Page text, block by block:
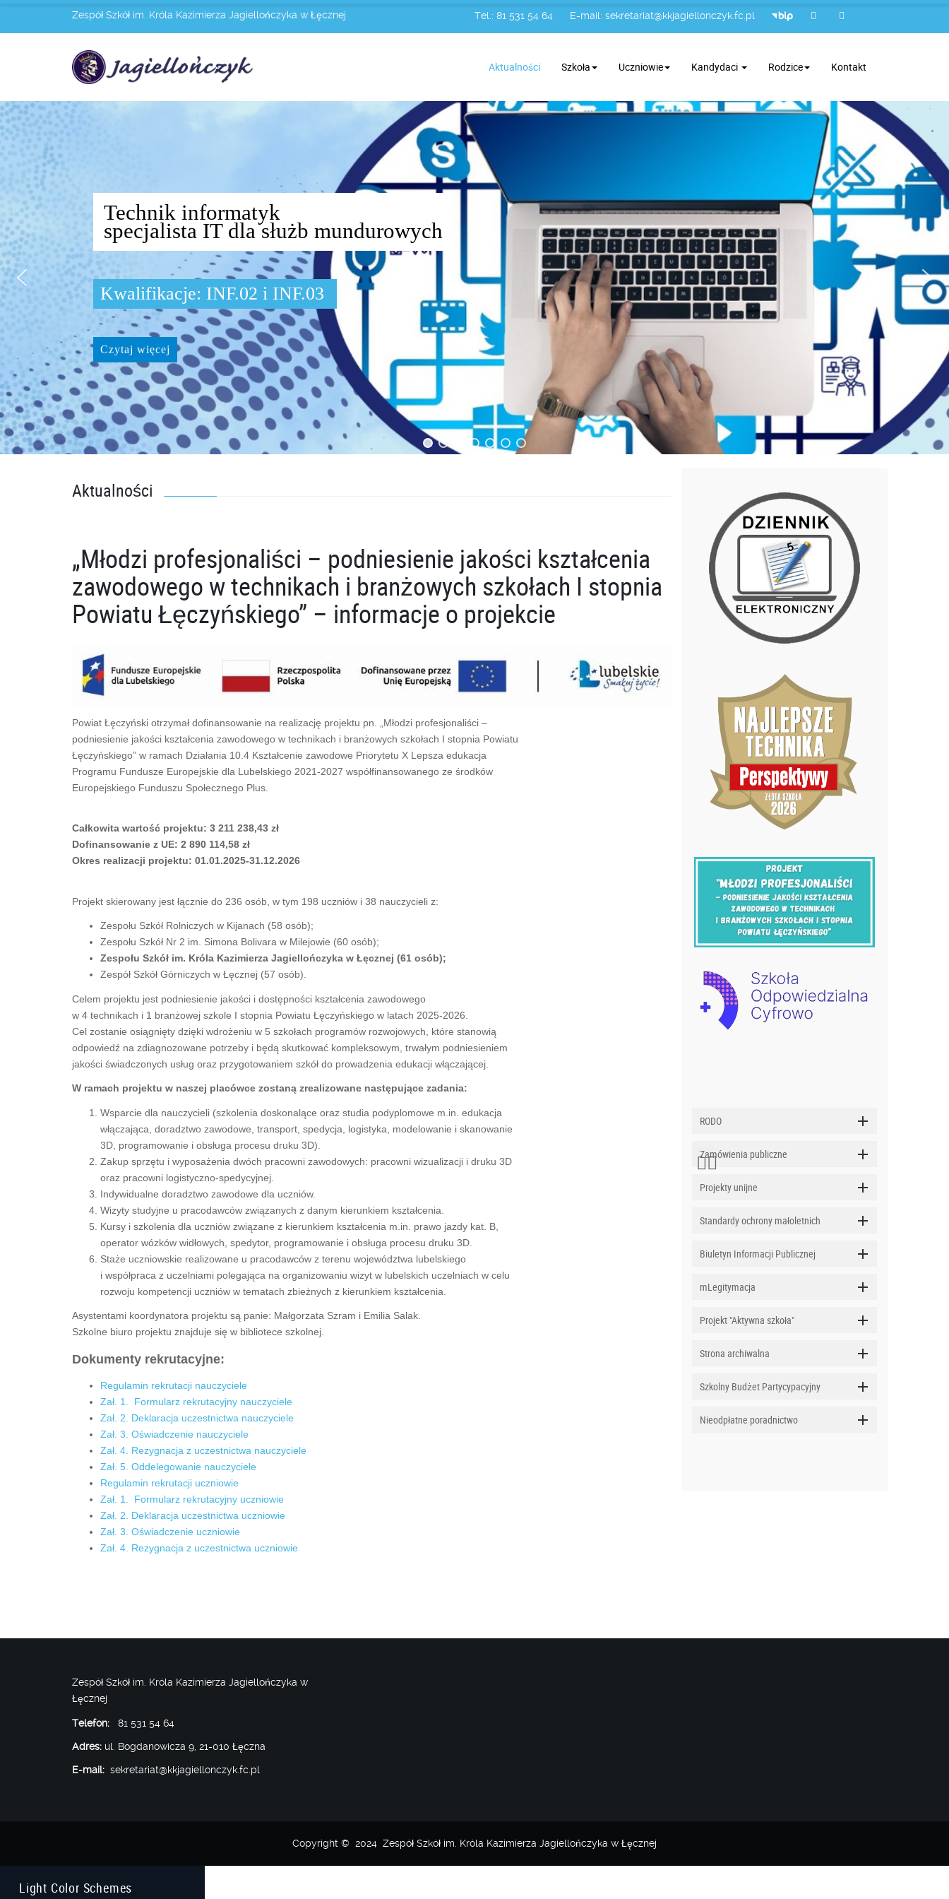
Zespół Szkół im. Króla Kazimierza Jagiellończyka w Łęcznej Tel.: 81 531 54 64 E-mail: sekretariat@kkjagiellonczyk.fc.pl
Aktualności Szkoła Uczniowie Kandydaci Rodzice Kontakt
Technik informatyk
specjalista IT dla służb mundurowych
Kwalifikacje: INF.02 i INF.03
Czytaj więcej
Aktualności
„Młodzi profesjonaliści – podniesienie jakości kształcenia
zawodowego w technikach i branżowych szkołach I stopnia
Powiatu Łęczyńskiego” – informacje o projekcie
Powiat Łęczyński otrzymał dofinansowanie na realizację projektu pn. „Młodzi profesjonaliści –
podniesienie jakości kształcenia zawodowego w technikach i branżowych szkołach I stopnia Powiatu
Łęczyńskiego” w ramach Działania 10.4 Kształcenie zawodowe Priorytetu X Lepsza edukacja
Programu Fundusze Europejskie dla Lubelskiego 2021-2027 współfinansowanego ze środków
Europejskiego Funduszu Społecznego Plus.
Całkowita wartość projektu: 3 211 238,43 zł
Dofinansowanie z UE: 2 890 114,58 zł
Okres realizacji projektu: 01.01.2025-31.12.2026
Projekt skierowany jest łącznie do 236 osób, w tym 198 uczniów i 38 nauczycieli z:
Zespołu Szkół Rolniczych w Kijanach (58 osób);
Zespołu Szkół Nr 2 im. Simona Bolivara w Milejowie (60 osób);
Zespołu Szkół im. Króla Kazimierza Jagiellończyka w Łęcznej (61 osób);
Zespół Szkół Górniczych w Łęcznej (57 osób).
Celem projektu jest podniesienie jakości i dostępności kształcenia zawodowego
w 4 technikach i 1 branżowej szkole I stopnia Powiatu Łęczyńskiego w latach 2025-2026.
Cel zostanie osiągnięty dzięki wdrożeniu w 5 szkołach programów rozwojowych, które stanowią
odpowiedź na zdiagnozowane potrzeby i będą skutkować kompleksowym, trwałym podniesieniem
jakości świadczonych usług oraz przygotowaniem szkół do prowadzenia edukacji włączającej.
W ramach projektu w naszej placówce zostaną zrealizowane następujące zadania:
Wsparcie dla nauczycieli (szkolenia doskonalące oraz studia podyplomowe m.in. edukacja
włączająca, doradztwo zawodowe, transport, spedycja, logistyka, modelowanie i skanowanie
3D, programowanie i obsługa procesu druku 3D).
Zakup sprzętu i wyposażenia dwóch pracowni zawodowych: pracowni wizualizacji i druku 3D
oraz pracowni logistyczno-spedycyjnej.
Indywidualne doradztwo zawodowe dla uczniów.
Wizyty studyjne u pracodawców związanych z danym kierunkiem kształcenia.
Kursy i szkolenia dla uczniów związane z kierunkiem kształcenia m.in. prawo jazdy kat. B,
operator wózków widłowych, spedytor, programowanie i obsługa procesu druku 3D.
Staże uczniowskie realizowane u pracodawców z terenu województwa lubelskiego
i współpraca z uczelniami polegająca na organizowaniu wizyt w lubelskich uczelniach w celu
rozwoju kompetencji uczniów w tematach zbieżnych z kierunkiem kształcenia.
Asystentami koordynatora projektu są panie: Małgorzata Szram i Emilia Salak.
Szkolne biuro projektu znajduje się w bibliotece szkolnej.
Dokumenty rekrutacyjne:
Regulamin rekrutacji nauczyciele
Zał. 1. Formularz rekrutacyjny nauczyciele
Zał. 2. Deklaracja uczestnictwa nauczyciele
Zał. 3. Oświadczenie nauczyciele
Zał. 4. Rezygnacja z uczestnictwa nauczyciele
Zał. 5. Oddelegowanie nauczyciele
Regulamin rekrutacji uczniowie
Zał. 1. Formularz rekrutacyjny uczniowie
Zał. 2. Deklaracja uczestnictwa uczniowie
Zał. 3. Oświadczenie uczniowie
Zał. 4. Rezygnacja z uczestnictwa uczniowie
RODO
Zamówienia publiczne
Projekty unijne
Standardy ochrony małoletnich
Biuletyn Informacji Publicznej
mLegitymacja
Projekt "Aktywna szkoła"
Strona archiwalna
Szkolny Budżet Partycypacyjny
Nieodpłatne poradnictwo
Zespół Szkół im. Króla Kazimierza Jagiellończyka w
Łęcznej
Telefon: 81 531 54 64
Adres: ul. Bogdanowicza 9, 21-010 Łęczna
E-mail: sekretariat@kkjagiellonczyk.fc.pl
Copyright © 2024 Zespół Szkół im. Króla Kazimierza Jagiellończyka w Łęcznej
Light Color Schemes